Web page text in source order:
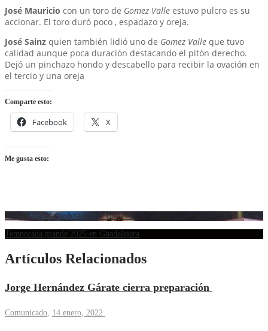
José Mauricio con un toro de Gomez Valle estuvo pulcro es su
accionar. El toro duró poco , espadazo y oreja.
José Sainz quien también lidió uno de Gomez Valle que tuvo
calidad aunque poca duración destacando el pitón derecho.
Dejó un pinchazo hondo y descabello para recibir la ovación en
el tercio y una oreja
Comparte esto:
Facebook X
Me gusta esto:
Miriam Cabas apoderada por Tomasina
Temporada grande 2025 en Guadalajara
Artículos Relacionados
Jorge Hernández Gárate cierra preparación
Comunicado 14 enero, 2022